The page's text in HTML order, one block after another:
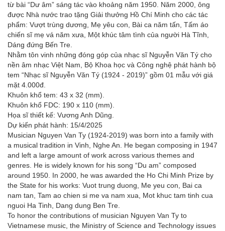
từ bài “Dư âm” sáng tác vào khoảng năm 1950. Năm 2000, ông
được Nhà nước trao tặng Giải thưởng Hồ Chí Minh cho các tác
phẩm: Vượt trùng dương, Mẹ yêu con, Bài ca năm tấn, Tấm áo
chiến sĩ mẹ vá năm xưa, Một khúc tâm tình của người Hà Tĩnh,
Dáng đứng Bến Tre.
Nhằm tôn vinh những đóng góp của nhạc sĩ Nguyễn Văn Tý cho
nền âm nhạc Việt Nam, Bộ Khoa học và Công nghệ phát hành bộ
tem “Nhạc sĩ Nguyễn Văn Tý (1924 - 2019)” gồm 01 mẫu với giá
mặt 4.000đ.
Khuôn khổ tem: 43 x 32 (mm).
Khuôn khổ FDC: 190 x 110 (mm).
Họa sĩ thiết kế: Vương Anh Dũng.
Dự kiến phát hành: 15/4/2025
Musician Nguyen Van Ty (1924-2019) was born into a family with
a musical tradition in Vinh, Nghe An. He began composing in 1947
and left a large amount of work across various themes and
genres. He is widely known for his song “Du am” composed
around 1950. In 2000, he was awarded the Ho Chi Minh Prize by
the State for his works: Vuot trung duong, Me yeu con, Bai ca
nam tan, Tam ao chien si me va nam xua, Mot khuc tam tinh cua
nguoi Ha Tinh, Dang dung Ben Tre.
To honor the contributions of musician Nguyen Van Ty to
Vietnamese music, the Ministry of Science and Technology issues